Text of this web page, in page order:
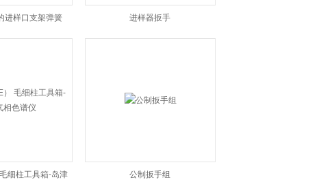
进样口支架弹簧 进样器扳手
细柱工具箱-岛津 公制扳手组